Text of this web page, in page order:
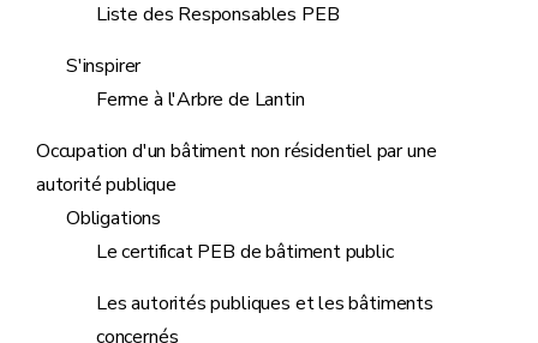
Liste des Responsables PEB
S'inspirer
Ferme à l'Arbre de Lantin
Occupation d'un bâtiment non résidentiel par une
autorité publique
Obligations
Le certificat PEB de bâtiment public
Les autorités publiques et les bâtiments
concernés